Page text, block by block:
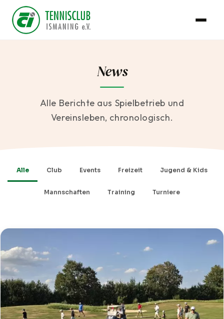
News
Alle Berichte aus Spielbetrieb und
Vereinsleben, chronologisch.
Alle Club Events Freizeit Jugend & Kids
Mannschaften Training Turniere